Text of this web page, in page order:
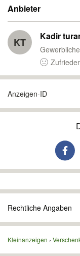
Anbieter
KT Kadir
Anzeigen-ID
Rechtliche Angaben
Kleinanzeigen